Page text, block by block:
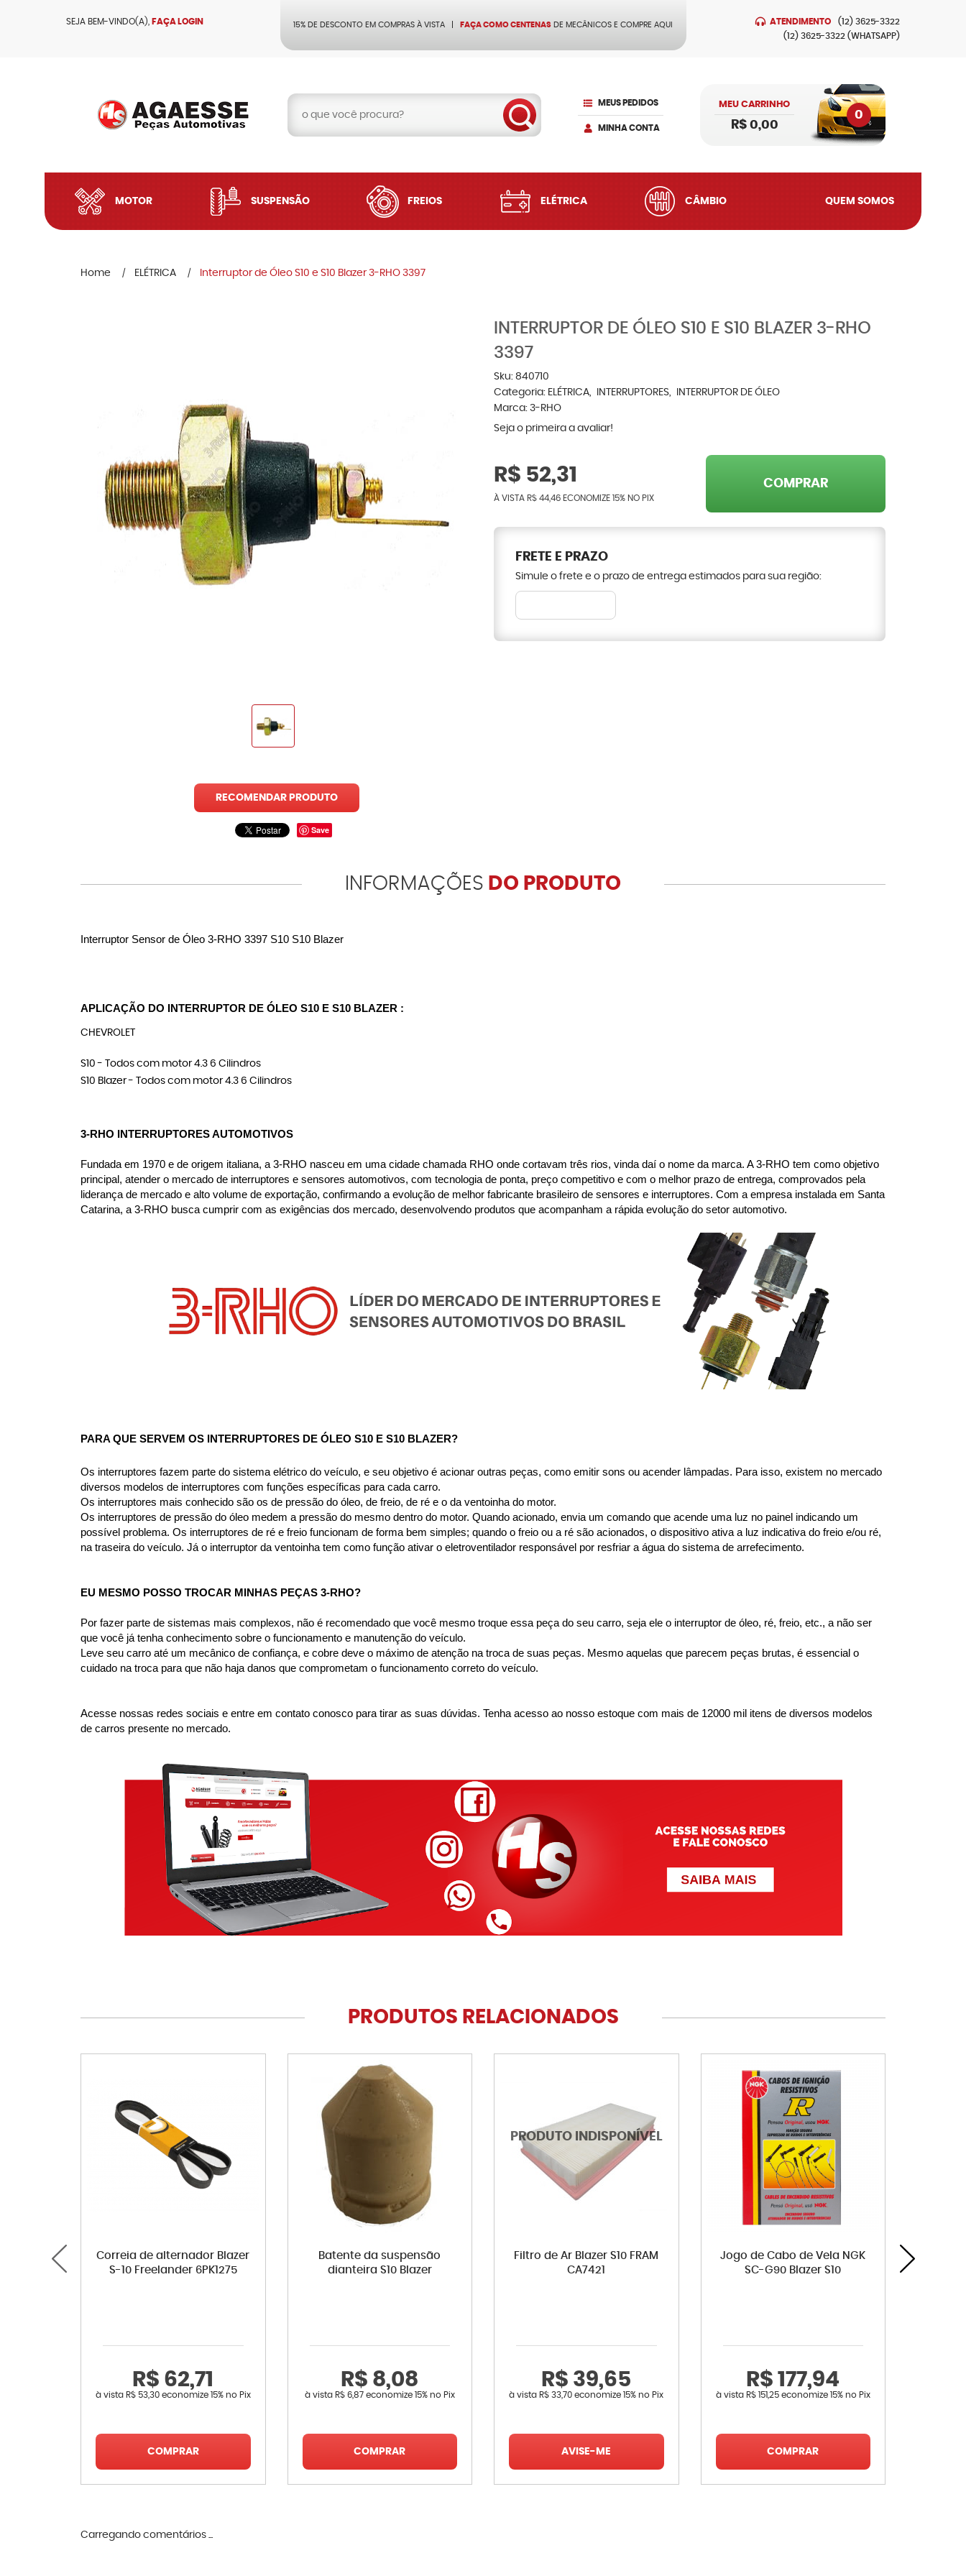
SEJA BEM-VINDO(A), FAÇA LOGIN 15% DE DESCONTO EM COMPRAS À VISTA FAÇA COMO CENTENAS DE MECÂNICOS E COMPRE AQUI ATENDIMENTO (12) 3625-3322
(12) 3625-3322 (WHATSAPP)
MEUS PEDIDOS
MINHA CONTA
MEU CARRINHO
0
R$ 0,00
MOTOR SUSPENSÃO FREIOS ELÉTRICA CÂMBIO QUEM SOMOS
Home ELÉTRICA Interruptor de Óleo S10 e S10 Blazer 3-RHO 3397
RECOMENDAR PRODUTO
Save
INTERRUPTOR DE ÓLEO S10 E S10 BLAZER 3-RHO
3397
Sku: 840710
Categoria: ELÉTRICA INTERRUPTORES
INTERRUPTOR DE ÓLEO
Marca: 3-RHO
Seja o primeira a avaliar!
R$ 52,31
À VISTA R$ 44,46 ECONOMIZE 15% NO PIX
COMPRAR
FRETE E PRAZO
Simule o frete e o prazo de entrega estimados para sua região:
INFORMAÇÕES DO PRODUTO
Interruptor Sensor de Óleo 3-RHO 3397 S10 S10 Blazer
APLICAÇÃO DO INTERRUPTOR DE ÓLEO S10 E S10 BLAZER :
CHEVROLET
S10 - Todos com motor 4.3 6 Cilindros
S10 Blazer - Todos com motor 4.3 6 Cilindros
3-RHO INTERRUPTORES AUTOMOTIVOS
Fundada em 1970 e de origem italiana, a 3-RHO nasceu em uma cidade chamada RHO onde cortavam três rios, vinda daí o nome da marca. A 3-RHO tem como objetivo
principal, atender o mercado de interruptores e sensores automotivos, com tecnologia de ponta, preço competitivo e com o melhor prazo de entrega, comprovados pela
liderança de mercado e alto volume de exportação, confirmando a evolução de melhor fabricante brasileiro de sensores e interruptores. Com a empresa instalada em Santa
Catarina, a 3-RHO busca cumprir com as exigências dos mercado, desenvolvendo produtos que acompanham a rápida evolução do setor automotivo.
PARA QUE SERVEM OS INTERRUPTORES DE ÓLEO S10 E S10 BLAZER?
Os interruptores fazem parte do sistema elétrico do veículo, e seu objetivo é acionar outras peças, como emitir sons ou acender lâmpadas. Para isso, existem no mercado
diversos modelos de interruptores com funções específicas para cada carro.
Os interruptores mais conhecido são os de pressão do óleo, de freio, de ré e o da ventoinha do motor.
Os interruptores de pressão do óleo medem a pressão do mesmo dentro do motor. Quando acionado, envia um comando que acende uma luz no painel indicando um
possível problema. Os interruptores de ré e freio funcionam de forma bem simples; quando o freio ou a ré são acionados, o dispositivo ativa a luz indicativa do freio e/ou ré,
na traseira do veículo. Já o interruptor da ventoinha tem como função ativar o eletroventilador responsável por resfriar a água do sistema de arrefecimento.
EU MESMO POSSO TROCAR MINHAS PEÇAS 3-RHO?
Por fazer parte de sistemas mais complexos, não é recomendado que você mesmo troque essa peça do seu carro, seja ele o interruptor de óleo, ré, freio, etc., a não ser
que você já tenha conhecimento sobre o funcionamento e manutenção do veículo.
Leve seu carro até um mecânico de confiança, e cobre deve o máximo de atenção na troca de suas peças. Mesmo aquelas que parecem peças brutas, é essencial o
cuidado na troca para que não haja danos que comprometam o funcionamento correto do veículo.
Acesse nossas redes sociais e entre em contato conosco para tirar as suas dúvidas. Tenha acesso ao nosso estoque com mais de 12000 mil itens de diversos modelos
de carros presente no mercado.
PRODUTOS RELACIONADOS
Correia de alternador Blazer
S-10 Freelander 6PK1275
R$ 62,71
à vista R$ 53,30economize 15% no Pix
COMPRAR
Batente da suspensão
dianteira S10 Blazer
R$ 8,08
à vista R$ 6,87economize 15% no Pix
COMPRAR
Filtro de Ar Blazer S10 FRAM
CA7421
R$ 39,65
à vista R$ 33,70 economize15% no Pix
AVISE-ME
Jogo de Cabo de Vela NGK
SC-G90 Blazer S10
R$ 177,94
à vista R$ 151,25economize 15% no Pix
COMPRAR
Carregando comentários ...